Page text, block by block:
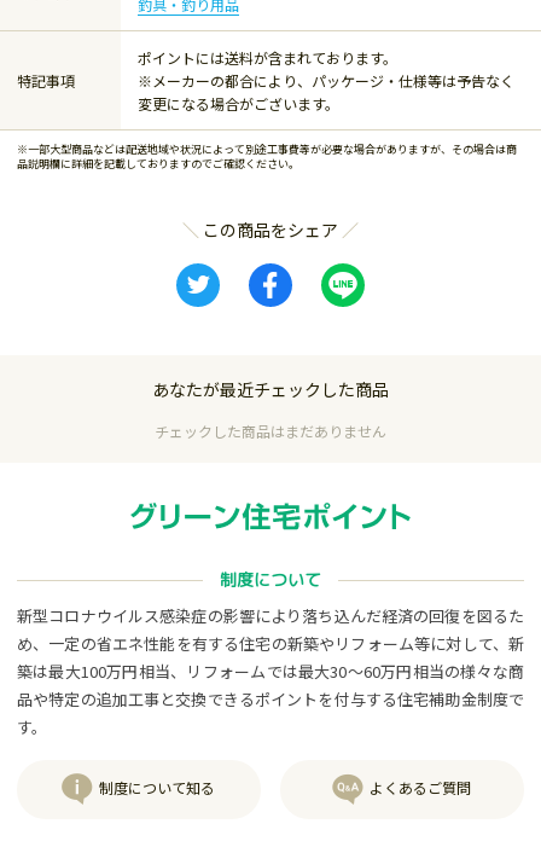
特記事項
ポイントには送料が含まれております。
※メーカーの都合により、パッケージ・仕様等は予告なく
変更になる場合がございます。
※一部大型商品などは配送地域や状況によって別途工事費等が必要な場合がありますが、その場合は商
品説明欄に詳細を記載しておりますのでご確認ください。
この商品をシェア
あなたが最近チェックした商品
チェックした商品はまだありません
制度について
新型コロナウイルス感染症の影響により落ち込んだ経済の回復を図るた
め、一定の省エネ性能を有する住宅の新築やリフォーム等に対して、新
築は最大100万円相当、リフォームでは最大30～60万円相当の様々な商
品や特定の追加工事と交換できるポイントを付与する住宅補助金制度で
す。
制度について知る よくあるご質問